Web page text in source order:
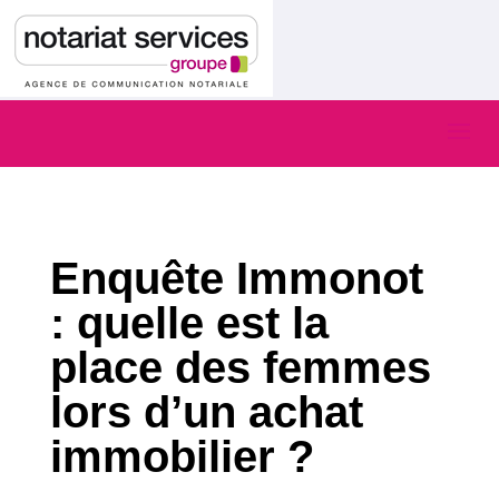
Enquête Immonot
: quelle est la
place des femmes
lors d’un achat
immobilier ?